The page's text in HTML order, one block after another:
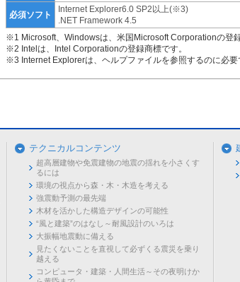
必須ソフト
Internet Explorer6.0 SP2以上(※3)
.NET Framework 4.5
※1 Microsoft、Windowsは、米国Microsoft Corporationの登録
※2 Intelは、Intel Corporationの登録商標です。
※3 Internet Explorerは、ヘルプファイルを参照するのに必要
テクニカルコンテンツ
超高層建物や免震建物の地震の揺れを小さくす
るには
環境の視点から森・木・木造を考える
強震動予測の最先端
木材を活かした構造デザインの可能性
“風と建築”のはなし～耐風設計のいろは
大振幅地震動に備える
見たくないことを直視して必ずくる震災を乗り
越える
コンピュータ・建築・人間生活～その夜明けか